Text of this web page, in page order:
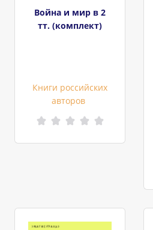
Война и мир в 2
тт. (комплект)
Книги российских
авторов